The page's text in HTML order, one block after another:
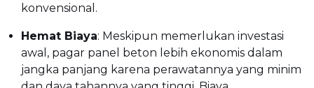
konvensional.
Hemat Biaya: Meskipun memerlukan investasi
awal, pagar panel beton lebih ekonomis dalam
jangka panjang karena perawatannya yang minim